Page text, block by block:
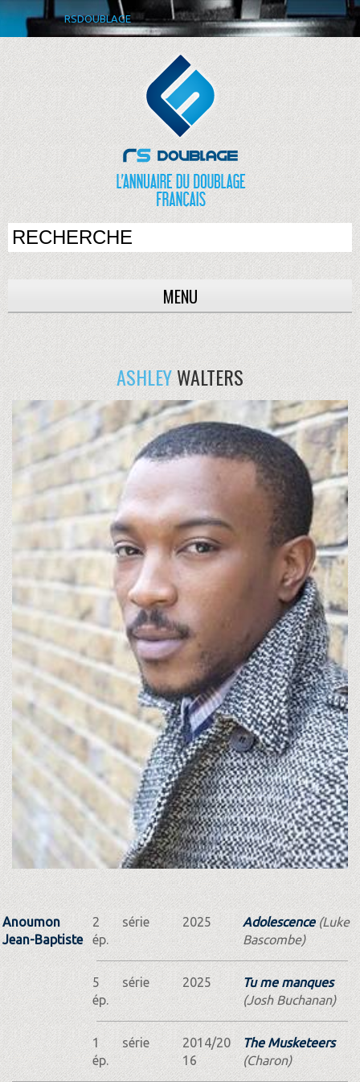
RSDOUBLAGE
MENU
ASHLEYWALTERS
Anoumon
Jean-Baptiste
2
ép.
série 2025 Adolescence(Luke
Bascombe)
5
ép.
série 2025
Tu me manques
(Josh Buchanan)
1
ép.
série
2014/20
16
The Musketeers
(Charon)